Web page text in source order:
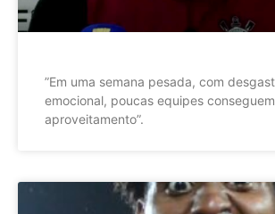
”Em uma semana pesada, com
emocional, poucas equipes
aproveitamento”.